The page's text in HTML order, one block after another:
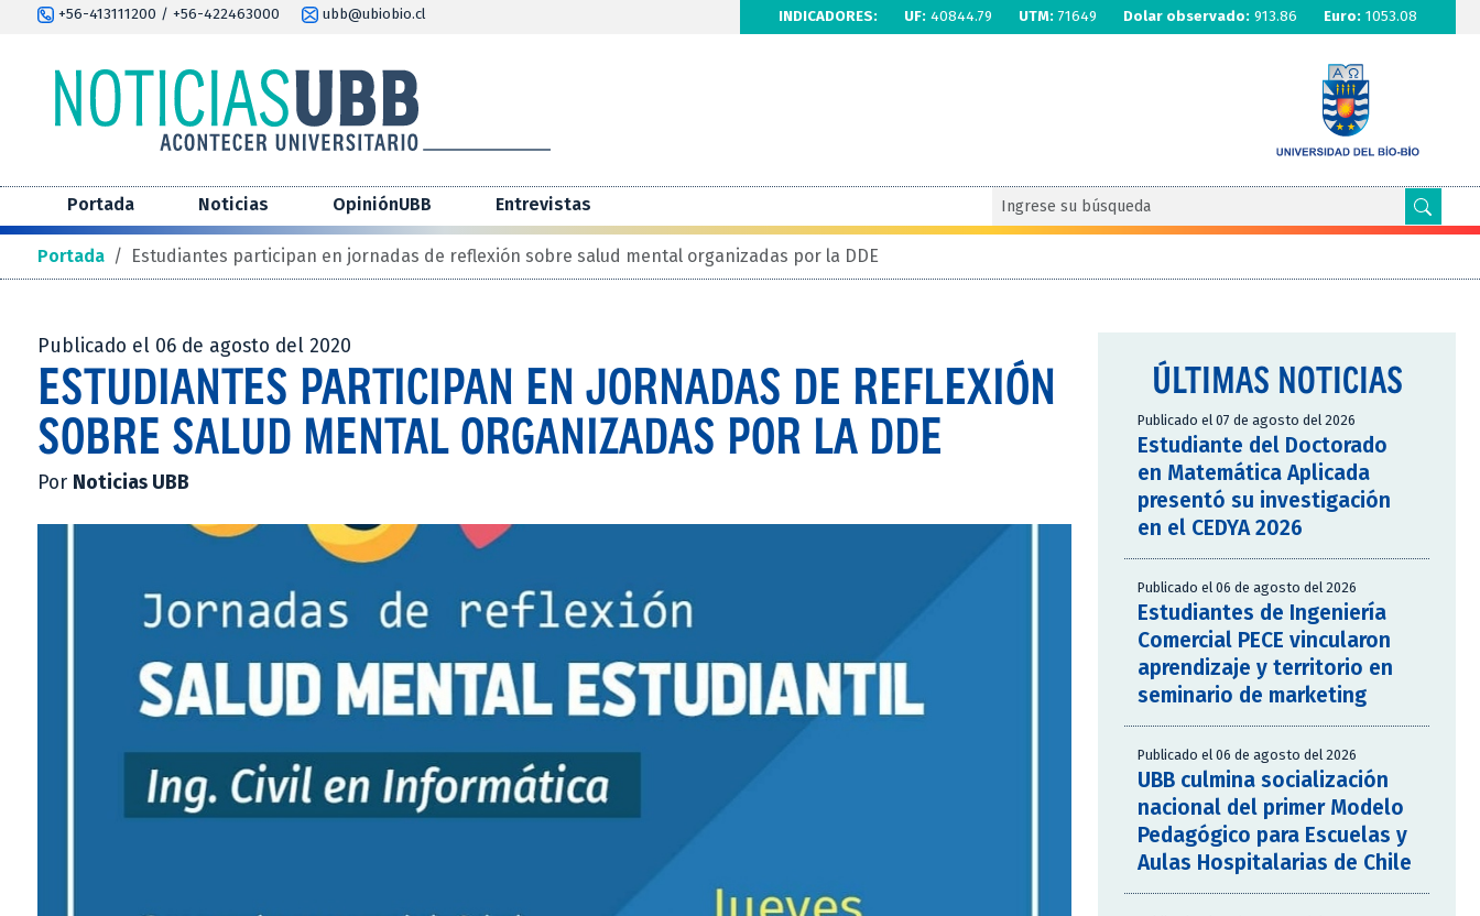
+56-413111200 / +56-422463000 ubb@ubiobio.cl INDICADORES: UF: 40844.79 UTM: 71649 Dolar observado: 913.86 Euro: 1053.08
Portada Noticias OpiniónUBB Entrevistas
Portada / Estudiantes participan en jornadas de reflexión sobre salud mental organizadas por la DDE
Publicado el 06 de agosto del 2020
ESTUDIANTES PARTICIPAN EN JORNADAS DE REFLEXIÓN
SOBRE SALUD MENTAL ORGANIZADAS POR LA DDE
Por Noticias UBB
ÚLTIMAS NOTICIAS
Publicado el 07 de agosto del 2026
Estudiante del Doctorado
en Matemática Aplicada
presentó su investigación
en el CEDYA 2026
Publicado el 06 de agosto del 2026
Estudiantes de Ingeniería
Comercial PECE vincularon
aprendizaje y territorio en
seminario de marketing
Publicado el 06 de agosto del 2026
UBB culmina socialización
nacional del primer Modelo
Pedagógico para Escuelas y
Aulas Hospitalarias de Chile